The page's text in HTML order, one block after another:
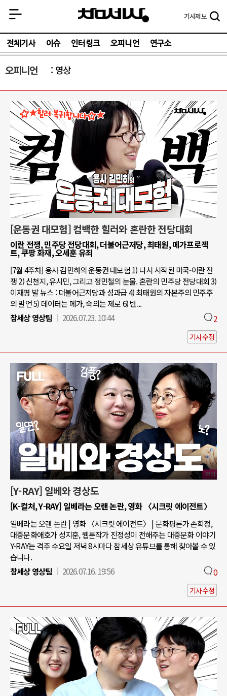
기사제보
전체기사 이슈 인터링크 오피니언 연구소
오피니언 영상
[운동권 대모험] 컴백한 힐러와 혼란한 전당대회
이란 전쟁, 민주당 전당대회, 더불어근저당, 최태원, 메가프로젝
트, 쿠팡 화재, 오세훈 유죄
[7월 4주차] 용사 김민하의 운동권 대모험 1) 다시 시작된 미국-이란 전
쟁 2) 신천지, 유시민, 그리고 정민철의 눈물. 혼란의 민주당 전당대회 3)
이재명 발 뉴스 : 더불어근저당과 성과급 4) 최태원의 자본주의 민주주
의 발언 5) 데이터는 메가, 숙의는 제로 6) 반...
참세상 영상팀
2026.07.23. 10:44 2
기사수정
[Y-RAY] 일베와 경상도
[K-컬처, Y-RAY] 일베라는 오랜 논란, 영화 〈시크릿 에이전트〉
일베라는 오랜 논란 | 영화 〈시크릿 에이전트〉 | 문화평론가 손희정,
대중문화애호가 성지훈, 웹툰작가 진정성이 전해주는 대중문화 이야기
Y-RAY는 격주 수요일 저녁 8시마다 참세상 유튜브를 통해 찾아볼 수 있
습니다.
참세상 영상팀
2026.07.16. 19:56 0
기사수정